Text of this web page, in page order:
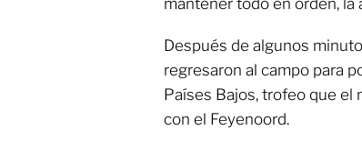
mantener todo en orden,
Después de algunos
regresaron al campo para
Países Bajos, trofeo que el
con el Feyenoord.